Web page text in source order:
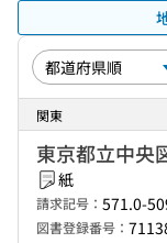
関東
東京都立中央
紙
請求記号： 571.0-
図書登録番号：